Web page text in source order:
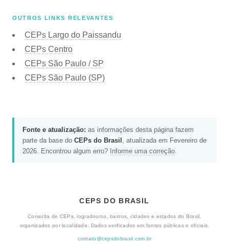
OUTROS LINKS RELEVANTES
CEPs Largo do Paissandu
CEPs Centro
CEPs São Paulo / SP
CEPs São Paulo (SP)
Fonte e atualização: as informações desta página fazem
parte da base do CEPs do Brasil , atualizada em Fevereiro de
2026. Encontrou algum erro? Informe uma correção
CEPS DO BRASIL
Consulta de CEPs, logradouros, bairros, cidades e estados do Brasil,
organizados por localidade. Dados verificados em fontes públicas e oficiais.
contato@cepsdobrasil.com.br